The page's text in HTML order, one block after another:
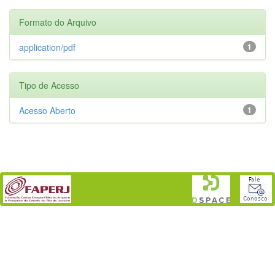
Formato do Arquivo
1
application/pdf
Tipo de Acesso
1
Acesso Aberto